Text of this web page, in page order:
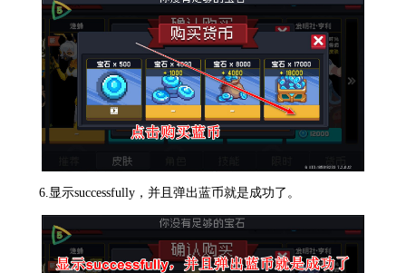
6.显示successfully，并且弹出蓝币就是成功了。